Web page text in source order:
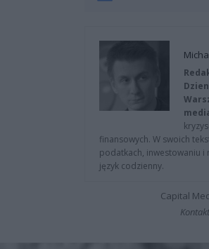
finansowych. W swoich
podatkach, inwestowaniu i
język codzienny.
Capital